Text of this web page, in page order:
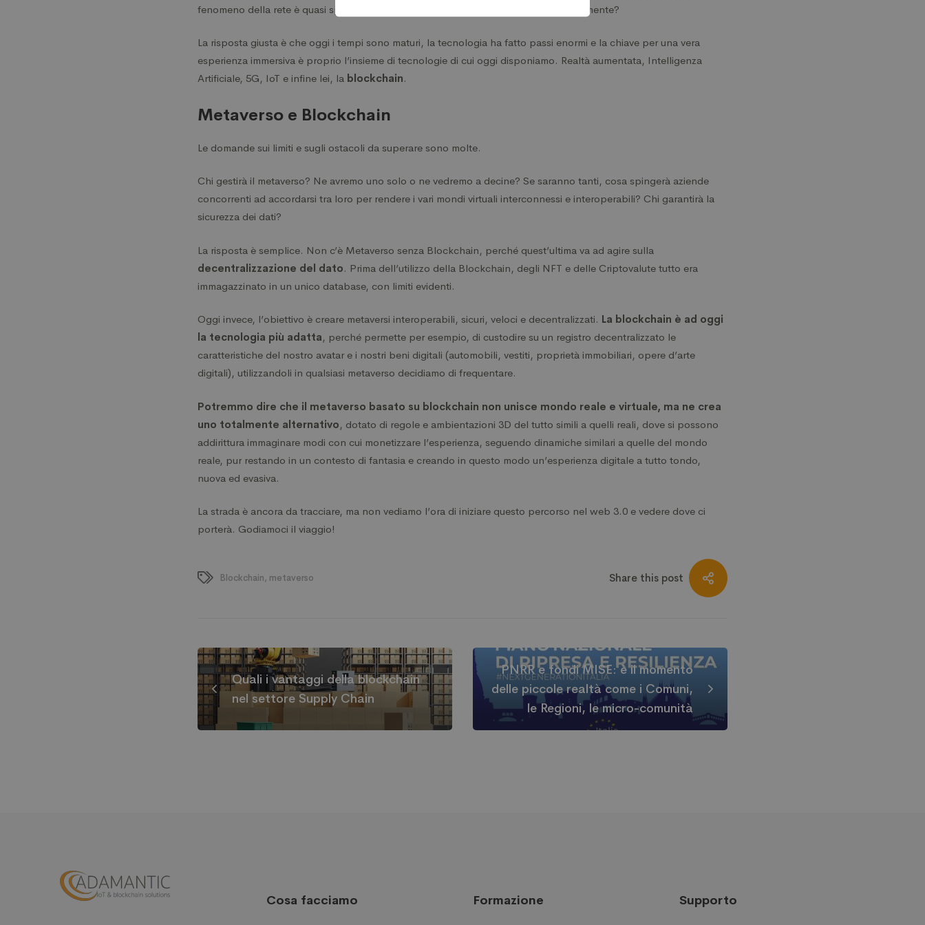
fenomeno della rete è quasi sparito; quindi perché adesso dovrebbe andare diversamente?
La risposta giusta è che oggi i tempi sono maturi, la tecnologia ha fatto passi enormi e la chiave per una vera
esperienza immersiva è proprio l’insieme di tecnologie di cui oggi disponiamo. Realtà aumentata, Intelligenza
Artificiale, 5G, IoT e infine lei, la blockchain.
Metaverso e Blockchain
Le domande sui limiti e sugli ostacoli da superare sono molte.
Chi gestirà il metaverso? Ne avremo uno solo o ne vedremo a decine? Se saranno tanti, cosa spingerà aziende
concorrenti ad accordarsi tra loro per rendere i vari mondi virtuali interconnessi e interoperabili? Chi garantirà la
sicurezza dei dati?
La risposta è semplice. Non c’è Metaverso senza Blockchain, perché quest’ultima va ad agire sulla
decentralizzazione del dato. Prima dell’utilizzo della Blockchain, degli NFT e delle Criptovalute tutto era
immagazzinato in un unico database, con limiti evidenti.
Oggi invece, l’obiettivo è creare metaversi interoperabili, sicuri, veloci e decentralizzati. La blockchain è ad oggi
la tecnologia più adatta, perché permette per esempio, di custodire su un registro decentralizzato le
caratteristiche del nostro avatar e i nostri beni digitali (automobili, vestiti, proprietà immobiliari, opere d’arte
digitali), utilizzandoli in qualsiasi metaverso decidiamo di frequentare.
Potremmo dire che il metaverso basato su blockchain non unisce mondo reale e virtuale, ma ne crea
uno totalmente alternativo, dotato di regole e ambientazioni 3D del tutto simili a quelli reali, dove si possono
addirittura immaginare modi con cui monetizzare l’esperienza, seguendo dinamiche similari a quelle del mondo
reale, pur restando in un contesto di fantasia e creando in questo modo un’esperienza digitale a tutto tondo,
nuova ed evasiva.
La strada è ancora da tracciare, ma non vediamo l’ora di iniziare questo percorso nel web 3.0 e vedere dove ci
porterà. Godiamoci il viaggio!
Blockchain, metaverso Share this post
Quali i vantaggi della blockchain
nel settore Supply Chain
PNRR e fondi MISE: è il momento
delle piccole realtà come i Comuni,
le Regioni, le micro-comunità
Cosa facciamo Formazione Supporto